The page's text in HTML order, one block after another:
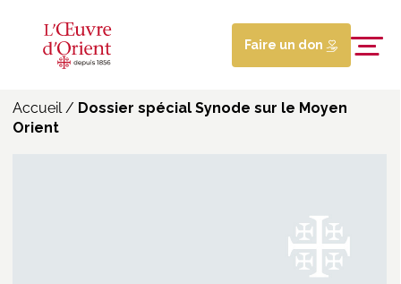
Faire un don
Accueil/ Dossier spécial Synode sur le Moyen
Orient